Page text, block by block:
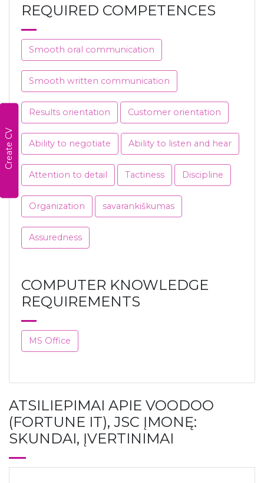
Create CV
REQUIRED COMPETENCES
Smooth oral communication
Smooth written communication
Results orientation Customer orientation
Ability to negotiate Ability to listen and hear
Attention to detail Tactiness Discipline
Organization savarankiškumas
Assuredness
COMPUTER KNOWLEDGE
REQUIREMENTS
MS Office
ATSILIEPIMAI APIE VOODOO
(FORTUNE IT), JSC ĮMONĘ:
SKUNDAI, ĮVERTINIMAI